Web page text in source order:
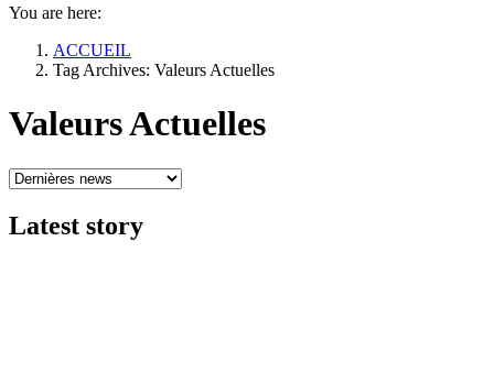
You are here:
ACCUEIL
Tag Archives: Valeurs Actuelles
Valeurs Actuelles
Latest story